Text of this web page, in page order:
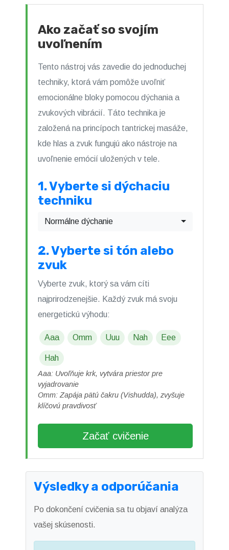
Ako začať so svojím
uvoľnením
Tento nástroj vás zavedie do jednoduchej
techniky, ktorá vám pomôže uvoľniť
emocionálne bloky pomocou dýchania a
zvukových vibrácií. Táto technika je
založená na princípoch tantrickej masáže,
kde hlas a zvuk fungujú ako nástroje na
uvoľnenie emócií uložených v tele.
1. Vyberte si dýchaciu
techniku
Normálne dýchanie
2. Vyberte si tón alebo
zvuk
Vyberte zvuk, ktorý sa vám cíti
najprirodzenejšie. Každý zvuk má svoju
energetickú výhodu:
Aaa Omm Uuu Nah Eee
Hah
Aaa: Uvoľňuje krk, vytvára priestor pre
vyjadrovanie
Omm: Zapája pätú čakru (Vishudda), zvyšuje
klíčovú pravdivosť
Začať cvičenie
Výsledky a odporúčania
Po dokončení cvičenia sa tu objaví analýza
vašej skúsenosti.